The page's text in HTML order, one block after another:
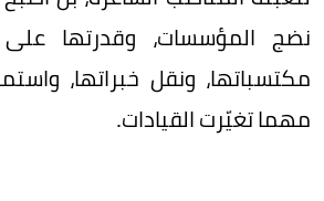
نضج المؤسسات، وقدرتها
مكتسباتها، ونقل خبراتها،
مهما تغيّرت القيادات.